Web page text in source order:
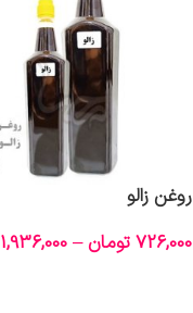
روغن زالو
726,000تومان –
1,936,000